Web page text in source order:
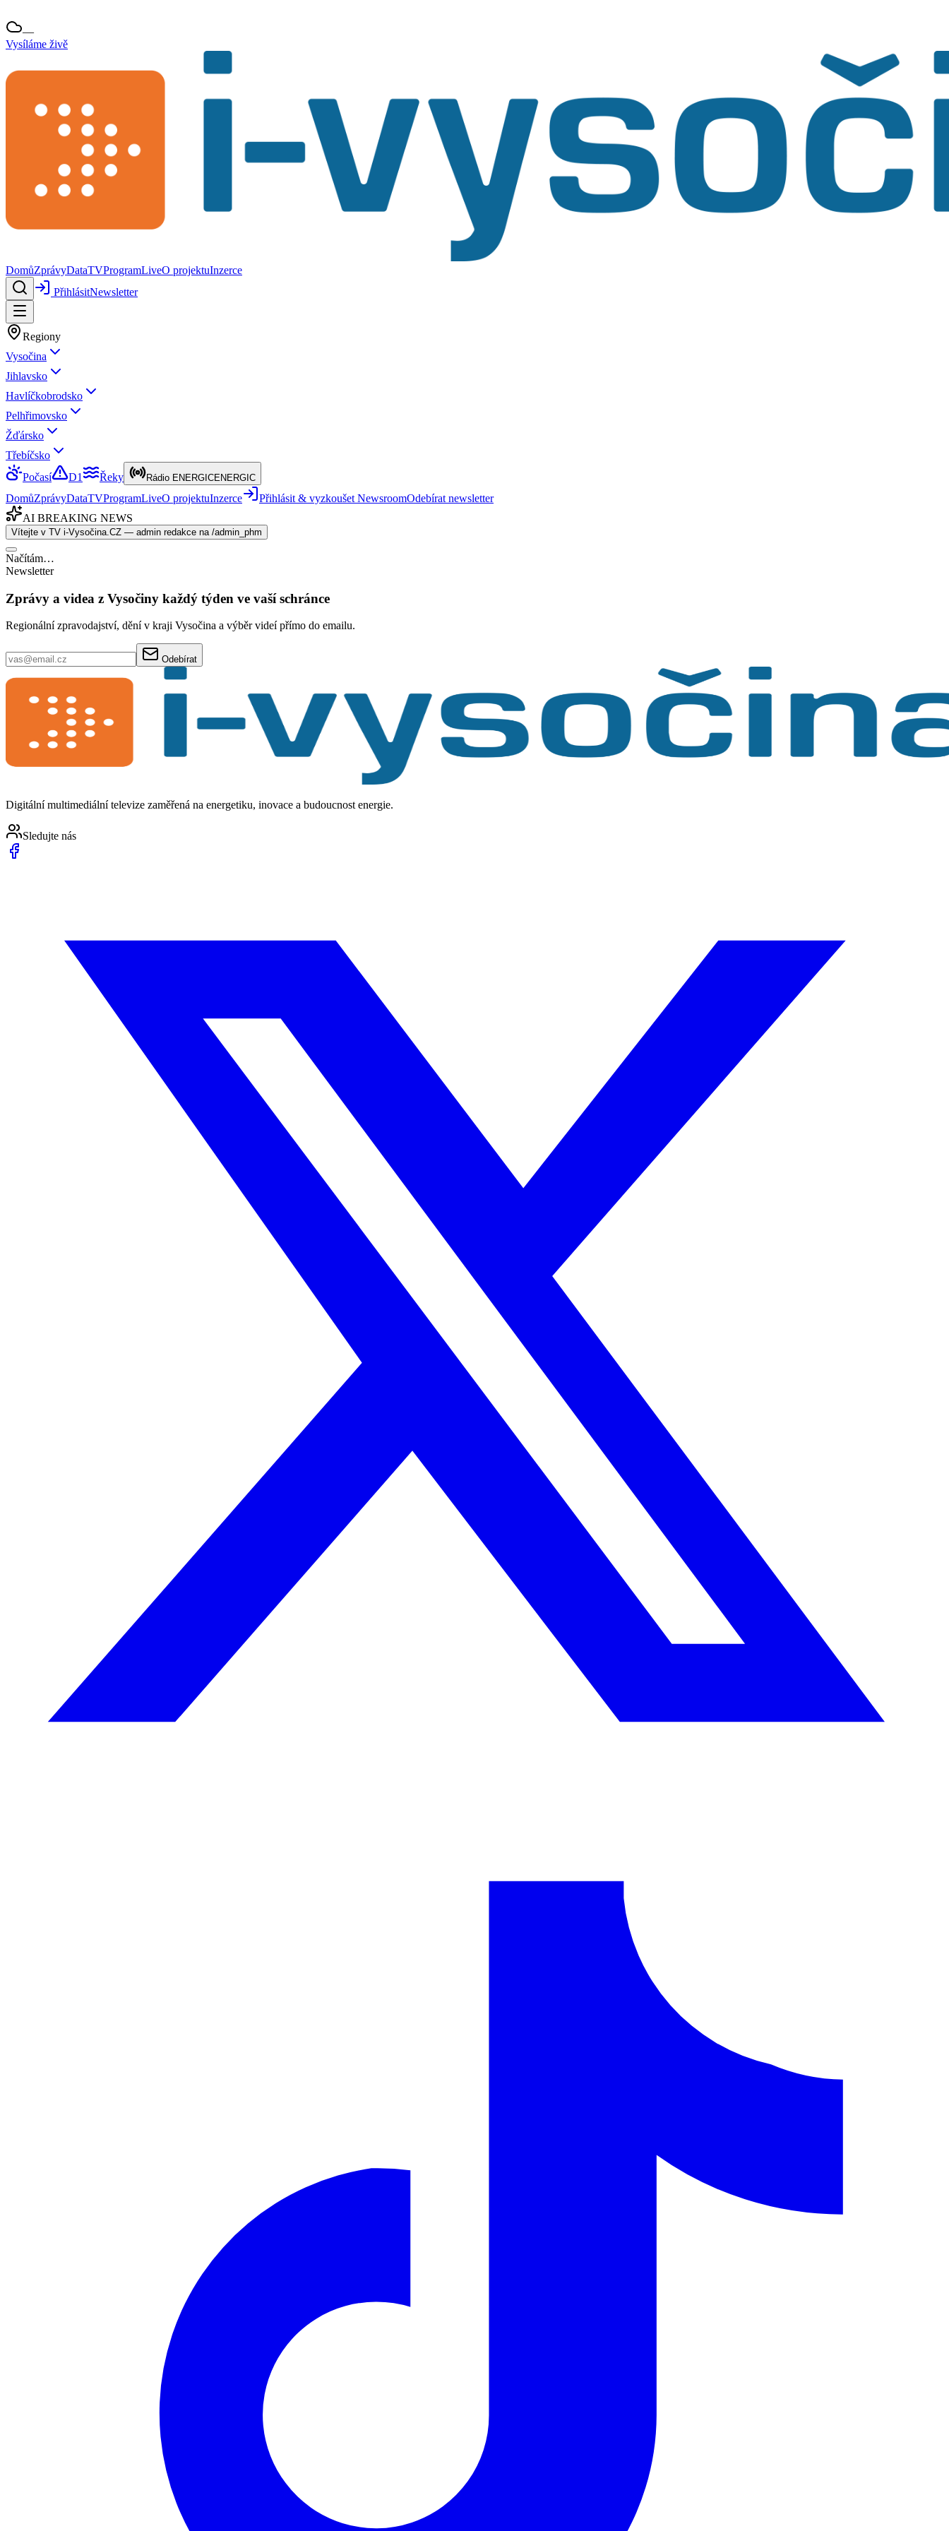
—
Vysíláme živě
DomůZprávyDataTVProgramLiveO projektuInzerce
PřihlásitNewsletter
Regiony
Vysočina
Jihlavsko
Havlíčkobrodsko
Pelhřimovsko
Žďársko
Třebíčsko
Počasí
D1 Řeky Rádio ENERGICENERGIC
DomůZprávyDataTVProgramLiveO projektuInzerce Přihlásit & vyzkoušet NewsroomOdebírat newsletter
AI BREAKING NEWS
Vítejte v TV i-Vysočina.CZ — admin redakce na /admin_phm
Načítám…
Newsletter
Zprávy a videa z Vysočiny každý týden ve vaší schránce
Regionální zpravodajství, dění v kraji Vysočina a výběr videí přímo do emailu.
Odebírat
Digitální multimediální televize zaměřená na energetiku, inovace a budoucnost energie.
Sledujte nás